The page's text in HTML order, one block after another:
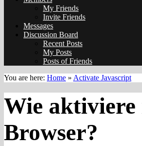
My Friends
Invite Friends
Messages
Discussion Board
Recent Posts
My Posts
Posts of Friends
You are here: Home » Activate Javascript
Wie aktiviere
Browser?